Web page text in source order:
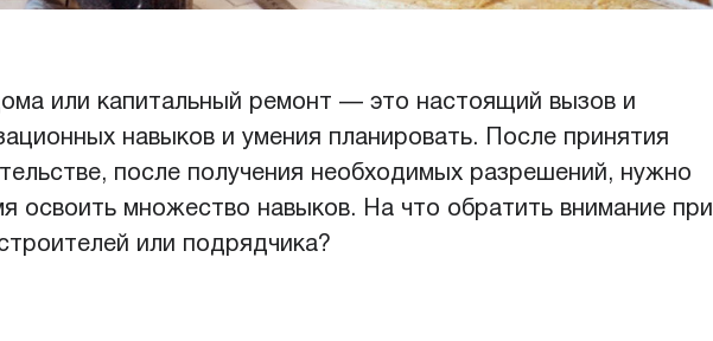
или капитальный ремонт — это настоящий вызов и
навыков и умения планировать. После принятия
после получения необходимых разрешений, нужно
освоить множество навыков. На что обратить внимание при
или подрядчика?